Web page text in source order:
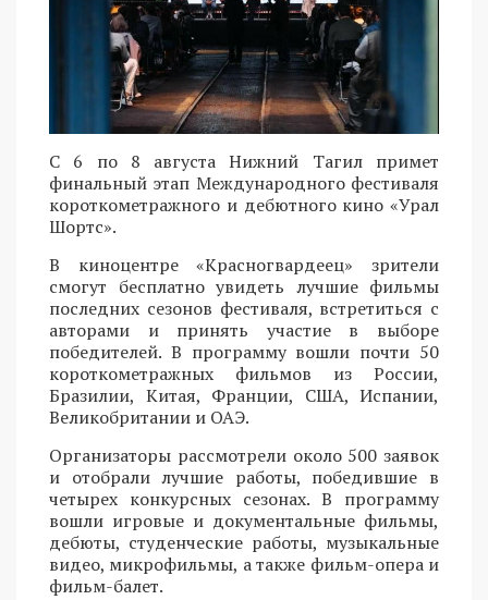
С 6 по 8 августа Нижний Тагил примет
финальный этап Международного фестиваля
короткометражного и дебютного кино «Урал
Шортс».
В киноцентре «Красногвардеец» зрители
смогут бесплатно увидеть лучшие фильмы
последних сезонов фестиваля, встретиться с
авторами и принять участие в выборе
победителей. В программу вошли почти 50
короткометражных фильмов из России,
Бразилии, Китая, Франции, США, Испании,
Великобритании и ОАЭ.
Организаторы рассмотрели около 500 заявок
и отобрали лучшие работы, победившие в
четырех конкурсных сезонах. В программу
вошли игровые и документальные фильмы,
дебюты, студенческие работы, музыкальные
видео, микрофильмы, а также фильм-опера и
фильм-балет.